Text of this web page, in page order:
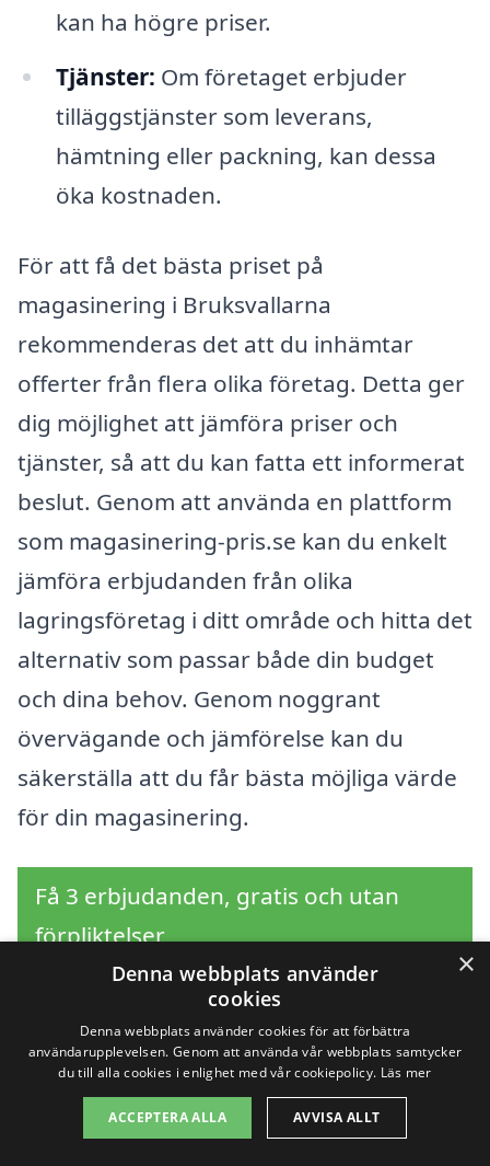
kan ha högre priser.
Tjänster: Om företaget erbjuder
tilläggstjänster som leverans,
hämtning eller packning, kan dessa
öka kostnaden.
För att få det bästa priset på
magasinering i Bruksvallarna
rekommenderas det att du inhämtar
offerter från flera olika företag. Detta ger
dig möjlighet att jämföra priser och
tjänster, så att du kan fatta ett informerat
beslut. Genom att använda en plattform
som magasinering-pris.se kan du enkelt
jämföra erbjudanden från olika
lagringsföretag i ditt område och hitta det
alternativ som passar både din budget
och dina behov. Genom noggrant
övervägande och jämförelse kan du
säkerställa att du får bästa möjliga värde
för din magasinering.
Få 3 erbjudanden, gratis och utan
förpliktelser
Sök efter en
professionell för
×
Denna webbplats använder
cookies
Denna webbplats använder cookies för att förbättra
användarupplevelsen. Genom att använda vår webbplats samtycker
du till alla cookies i enlighet med vår cookiepolicy. Läs mer
ACCEPTERA ALLA AVVISA ALLT